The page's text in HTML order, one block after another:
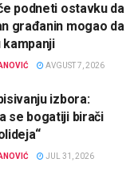
podneti ostavku da
građanin mogao da
AVGUST 7, 2026
izbora:
se bogatiji birači
JUL 31, 2026